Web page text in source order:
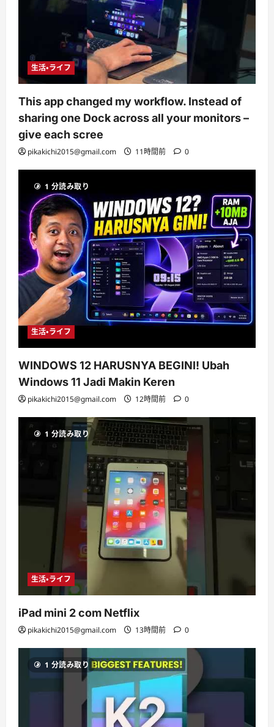
生活・ライフ
This app changed my workflow. Instead of
sharing one Dock across all your monitors –
give each scree
pikakichi2015@gmail.com 11時間前 0
1 分読み取り
生活・ライフ
WINDOWS 12 HARUSNYA BEGINI! Ubah
Windows 11 Jadi Makin Keren
pikakichi2015@gmail.com 12時間前 0
1 分読み取り
生活・ライフ
iPad mini 2 com Netflix
pikakichi2015@gmail.com 13時間前 0
1 分読み取り